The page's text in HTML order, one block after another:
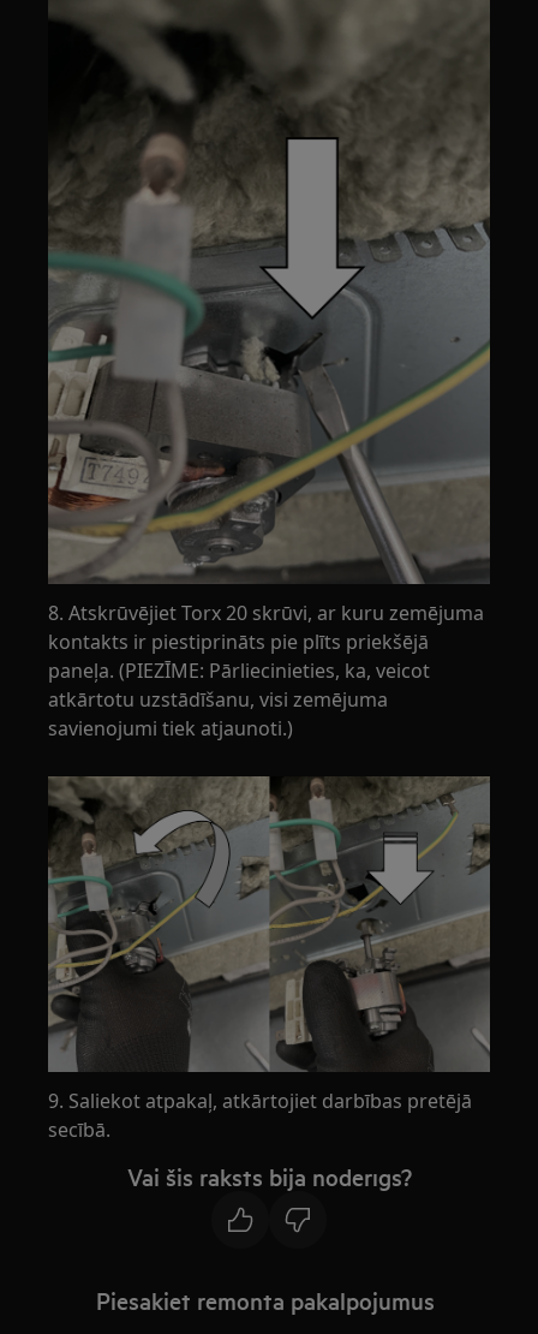
8. Atskrūvējiet Torx 20 skrūvi, ar kuru zemējuma
kontakts ir piestiprināts pie plīts priekšējā
paneļa. (PIEZĪME: Pārliecinieties, ka, veicot
atkārtotu uzstādīšanu, visi zemējuma
savienojumi tiek atjaunoti.)
9. Saliekot atpakaļ, atkārtojiet darbības pretējā
secībā.
Vai šis raksts bija noderīgs?
Piesakiet remonta pakalpojumus